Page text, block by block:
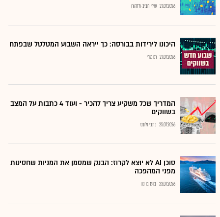
27.07.2026 שירי חביב-ולדהורן
היכונו לירידות בבורסה: כך ייראה השבוע המטלטל שבפתח
27.07.2026 רם מורי
המדריך שכל משקיע צריך להכיר - ועוד 4 כתבות על המצב
בשווקים
25.07.2026 כתבי גלובס
סוכן AI לא יוצא לקרוז: הבנק שמסמן את המניות שחסינות
מפני המהפכה
23.07.2026 בועז בן נון